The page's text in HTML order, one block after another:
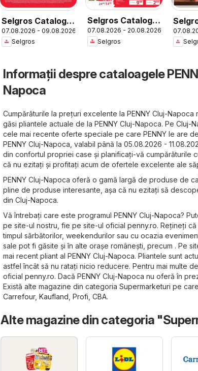
Selgros Catalog
Oferte de
weekend
07.08.2026 - 09.08.2026
Selgros
Selgros Catalog
Magazine Mici
07.08.2026 - 20.08.2026
Selgros
Informații despre cataloagele
Napoca
Cumpărăturile la prețuri excelente la PENNY Cluj-
găsi pliantele actuale de la PENNY Cluj-Napoca. Pe Cluj-
cele mai recente oferte speciale pe care PENNY le are
PENNY Cluj-Napoca, valabil până la 05.08.2026 -
din confortul propriei case și planificați-vă cumpărăturile
că nu ezitați și profitați acum de ofertele excelente ale
PENNY Cluj-Napoca oferă o gamă largă de produse de
pline de produse interesante, așa că nu ezitați să
din Cluj-Napoca.
Vă întrebați care este programul PENNY Cluj-Napoca?
pe site-ul nostru, fie pe site-ul oficial penny.ro. Rețineți
timpul sărbătorilor, weekendurilor sau cu ocazia
sale pot fi găsite și în alte orașe românești, precum . Pe
mai recent pliant al PENNY Cluj-Napoca. Pliantele sunt
astfel încât să nu ratați nicio reducere. Pentru mai multe
oficial penny.ro. Dacă PENNY Cluj-Napoca nu oferă în
Există alte magazine din categoria Supermarketuri pe
Carrefour, Kaufland Profi CBA.
Alte magazine din categoria